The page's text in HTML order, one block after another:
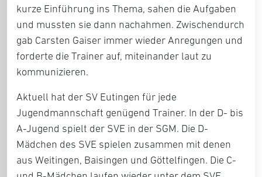
kurze Einführung ins Thema, sahen die Aufgaben
und mussten sie dann nachahmen. Zwischendurch
gab Carsten Gaiser immer wieder Anregungen und
forderte die Trainer auf, miteinander laut zu
kommunizieren.
Aktuell hat der SV Eutingen für jede
Jugendmannschaft genügend Trainer. In der D- bis
A-Jugend spielt der SVE in der SGM. Die D-
Mädchen des SVE spielen zusammen mit denen
aus Weitingen, Baisingen und Göttelfingen. Die C-